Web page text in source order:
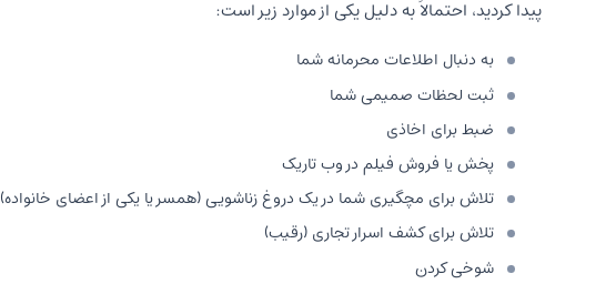
پیدا کردید، احتمالاً به دلیل یکی از موارد زیر است:
به دنبال اطلاعات محرمانه شما
ثبت لحظات صمیمی شما
ضبط برای اخاذی
پخش یا فروش فیلم در وب تاریک
تلاش برای مچگیری شما در یک دروغ زناشویی (همسر یا یکی از اعضای خانواده)
تلاش برای کشف اسرار تجاری (رقیب)
شوخی کردن